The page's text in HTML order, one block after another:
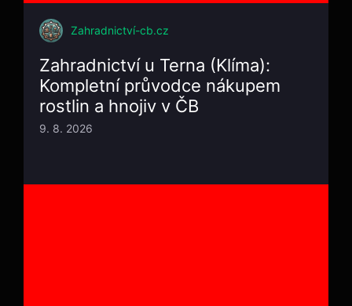
Zahradnictví-cb.cz
Zahradnictví u Terna (Klíma):
Kompletní průvodce nákupem
rostlin a hnojiv v ČB
9. 8. 2026